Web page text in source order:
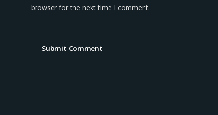
browser for the next time I comment.